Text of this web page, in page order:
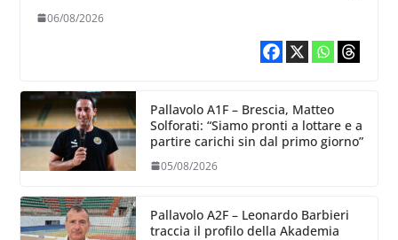
06/08/2026
Pallavolo A1F – Brescia, Matteo
Solforati: “Siamo pronti a lottare e a
partire carichi sin dal primo giorno”
05/08/2026
Pallavolo A2F – Leonardo Barbieri
traccia il profilo della Akademia